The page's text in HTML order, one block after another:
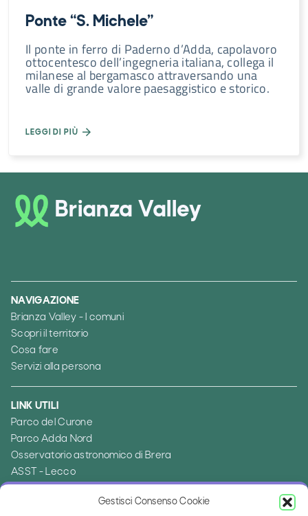
Gestisci Consenso Cookie
Ponte “S. Michele”
Il ponte in ferro di Paderno d’Adda, capolavoro
ottocentesco dell’ingegneria italiana, collega il
milanese al bergamasco attraversando una
valle di grande valore paesaggistico e storico.
LEGGI DI PIÙ
Brianza Valley
NAVIGAZIONE
Brianza Valley - I comuni
Scopri il territorio
Cosa fare
Servizi alla persona
LINK UTILI
Parco del Curone
Parco Adda Nord
Osservatorio astronomico di Brera
ASST - Lecco
Ambito distrettuale di Merate